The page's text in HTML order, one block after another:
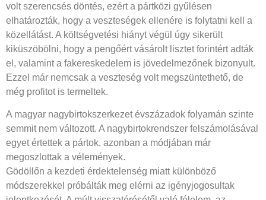
volt szerencsés döntés, ezért a pártközi gyűlésen
elhatározták, hogy a veszteségek ellenére is folytatni kell a
közellátást. A költségvetési hiányt végül úgy sikerült
kiküszöbölni, hogy a pengőért vásárolt lisztet forintért adták
el, valamint a fakereskedelem is jövedelmezőnek bizonyult.
Ezzel már nemcsak a veszteség volt megszüntethető, de
még profitot is termeltek.
A magyar nagybirtokszerkezet évszázadok folyamán szinte
semmit nem változott. A nagybirtokrendszer felszámolásával
egyet értettek a pártok, azonban a módjában már
megoszlottak a vélemények.
Gödöllőn a kezdeti érdektelenség miatt különböző
módszerekkel próbálták meg elérni az igényjogosultak